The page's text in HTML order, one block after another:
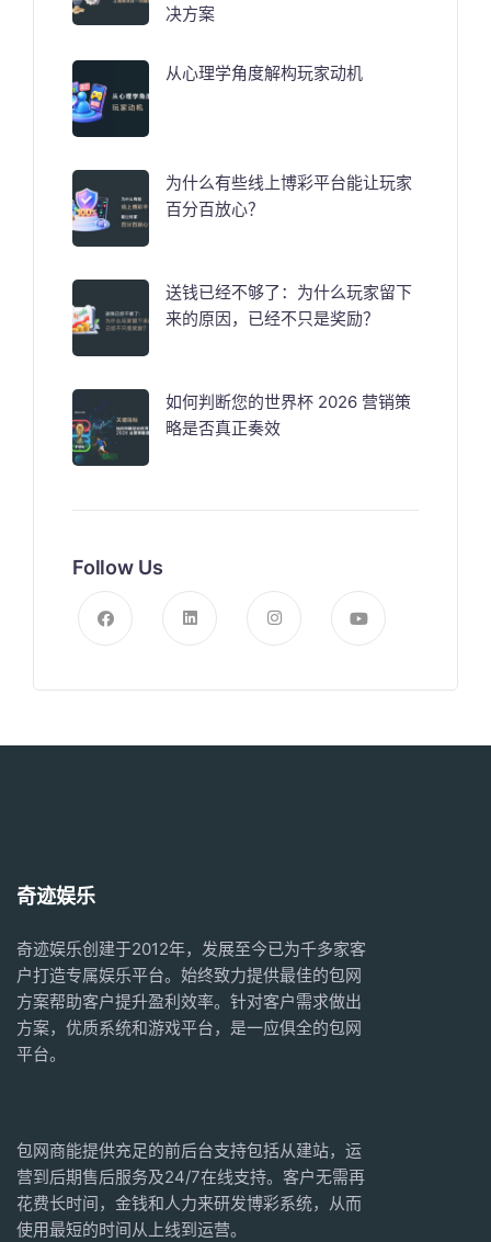
决方案
从心理学角度解构玩家动机
为什么有些线上博彩平台能让玩家
百分百放心？
送钱已经不够了：为什么玩家留下
来的原因，已经不只是奖励？
如何判断您的世界杯 2026 营销策
略是否真正奏效
Follow Us
奇迹娱乐
奇迹娱乐创建于2012年，发展至今已为千多家客
户打造专属娱乐平台。始终致力提供最佳的包网
方案帮助客户提升盈利效率。针对客户需求做出
方案，优质系统和游戏平台，是一应俱全的包网
平台。
包网商能提供充足的前后台支持包括从建站，运
营到后期售后服务及24/7在线支持。客户无需再
花费长时间，金钱和人力来研发博彩系统，从而
使用最短的时间从上线到运营。